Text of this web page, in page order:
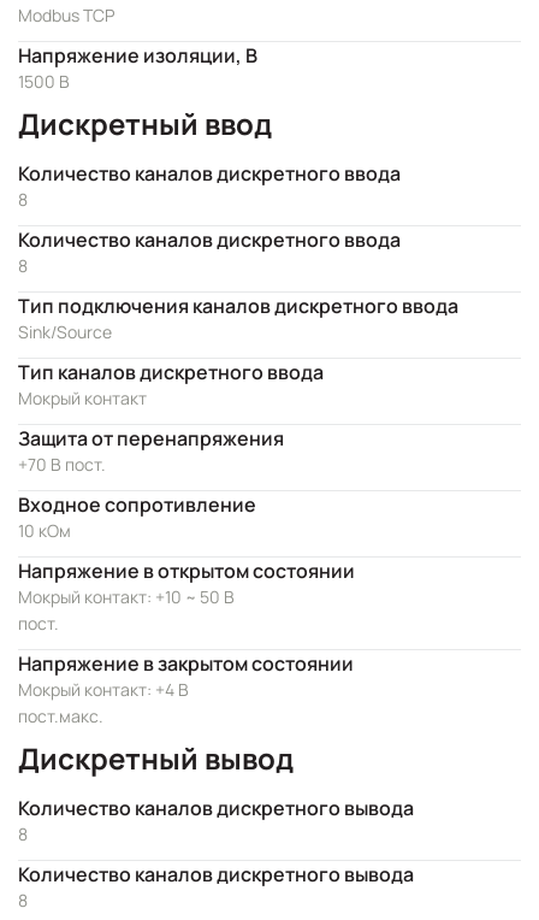
Modbus TCP
Напряжение изоляции, В
1500 В
Дискретный ввод
Количество каналов дискретного ввода
8
Количество каналов дискретного ввода
8
Тип подключения каналов дискретного ввода
Sink/Source
Тип каналов дискретного ввода
Мокрый контакт
Защита от перенапряжения
+70 В пост.
Входное сопротивление
10 кОм
Напряжение в открытом состоянии
Мокрый контакт: +10 ~ 50 В
пост.
Напряжение в закрытом состоянии
Мокрый контакт: +4 В
пост.макс.
Дискретный вывод
Количество каналов дискретного вывода
8
Количество каналов дискретного вывода
8